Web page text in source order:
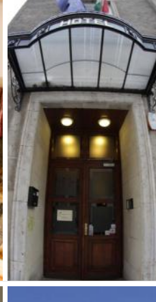
Hotel Palota Budapest
5 400 Ft (fő / éj-től)
1158 Budapest, Klebelsberg
Kunó u. 21.
Típusa: Hotelek • SZÉP-
kártya:
• Klíma:
•
WIFI:
• Kutyabarát:
Férőhely: 65
Megnézem